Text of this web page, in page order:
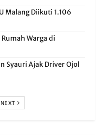
Malang Diikuti 1.106
Warga di
Syauri Ajak Driver Ojol
NEXT